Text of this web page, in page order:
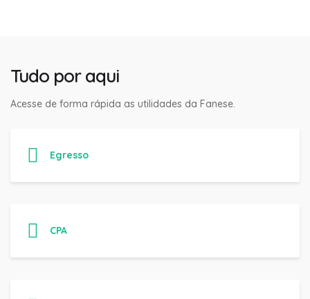
Tudo por aqui
Acesse de forma rápida as utilidades da Fanese.
Egresso
CPA